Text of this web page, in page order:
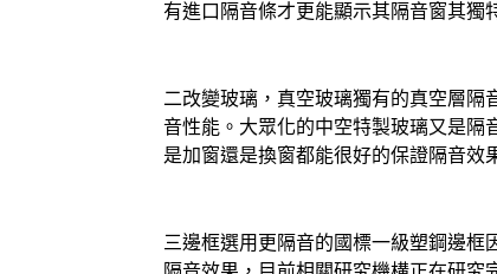
有進口隔音條才更能顯示其隔音窗其獨
二改變玻璃，真空玻璃獨有的真空層隔
音性能。大眾化的中空特製玻璃又是隔
是加窗還是換窗都能很好的保證隔音效
三邊框選用更隔音的國標一級塑鋼邊框